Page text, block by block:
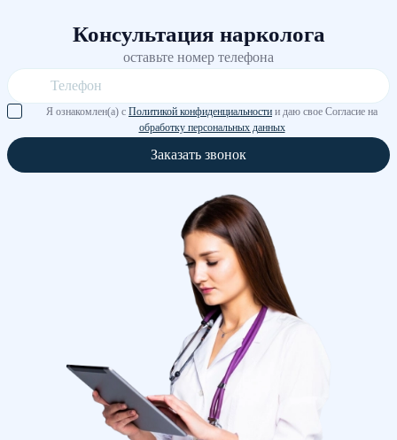
Консультация нарколога
оставьте номер телефона
Я ознакомлен(а) с Политикой конфиденциальности и даю свое Согласие на
обработку персональных данных
Заказать звонок